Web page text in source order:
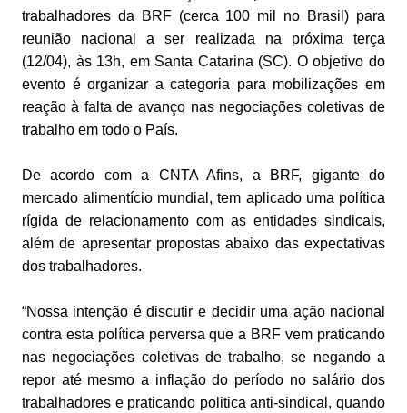
trabalhadores da BRF (cerca 100 mil no Brasil) para
reunião nacional a ser realizada na próxima terça
(12/04), às 13h, em Santa Catarina (SC). O objetivo do
evento é organizar a categoria para mobilizações em
reação à falta de avanço nas negociações coletivas de
trabalho em todo o País.
De acordo com a CNTA Afins, a BRF, gigante do
mercado alimentício mundial, tem aplicado uma política
rígida de relacionamento com as entidades sindicais,
além de apresentar propostas abaixo das expectativas
dos trabalhadores.
“Nossa intenção é discutir e decidir uma ação nacional
contra esta política perversa que a BRF vem praticando
nas negociações coletivas de trabalho, se negando a
repor até mesmo a inflação do período no salário dos
trabalhadores e praticando politica anti-sindical, quando